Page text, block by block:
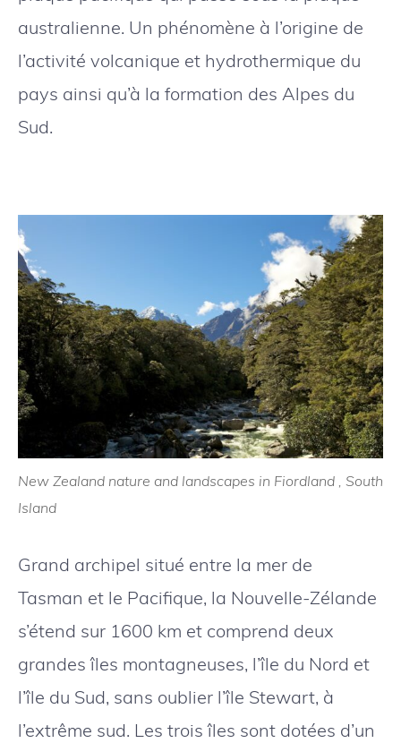
australienne. Un phénomène à l’origine de
l’activité volcanique et hydrothermique du
pays ainsi qu’à la formation des Alpes du
Sud.
New Zealand nature and landscapes in Fiordland , South
Island
Grand archipel situé entre la mer de
Tasman et le Pacifique, la Nouvelle-Zélande
s’étend sur 1600 km et comprend deux
grandes îles montagneuses, l’île du Nord et
l’île du Sud, sans oublier l’île Stewart, à
l’extrême sud. Les trois îles sont dotées d’un